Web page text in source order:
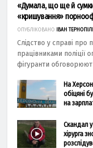
«Думала, що ще й сумки
«кришування»
ОПУБЛІКОВАНО ІВАН
Слідство у справі про
працівниками поліції
фігуранти
На
обіцяні
на
Скандал
хірурга